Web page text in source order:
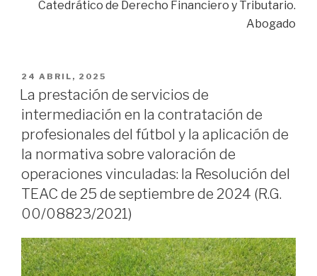
Catedrático de Derecho Financiero y Tributario.
Abogado
POSTED
ON
24 ABRIL, 2025
La prestación de servicios de
intermediación en la contratación de
profesionales del fútbol y la aplicación de
la normativa sobre valoración de
operaciones vinculadas: la Resolución del
TEAC de 25 de septiembre de 2024 (R.G.
00/08823/2021)